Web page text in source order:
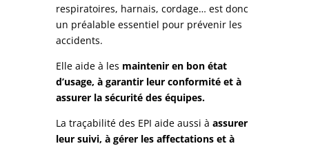
respiratoires, harnais, cordage… est donc
un préalable essentiel pour prévenir les
accidents.
Elle aide à les maintenir en bon état
d’usage, à garantir leur conformité et à
assurer la sécurité des équipes.
La traçabilité des EPI aide aussi à assurer
leur suivi, à gérer les affectations et à